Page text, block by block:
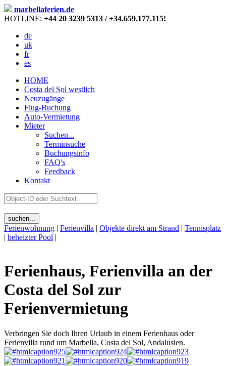
marbellaferien.de
HOTLINE: +44 20 3239 5313 / +34.659.177.115!
de
uk
fr
es
HOME
Costa del Sol westlich
Neuzugänge
Flug-Buchung
Auto-Vermietung
Mieter
Suchen...
Terminsuche
Buchungsinfo
FAQ's
Feedback
Kontakt
Ferienwohnung | Ferienvilla | Objekte direkt am Strand | Tennisplatz
| beheizter Pool |
Ferienhaus, Ferienvilla an der
Costa del Sol zur
Ferienvermietung
Verbringen Sie doch Ihren Urlaub in einem Ferienhaus oder
Ferienvilla rund um Marbella, Costa del Sol, Andalusien.